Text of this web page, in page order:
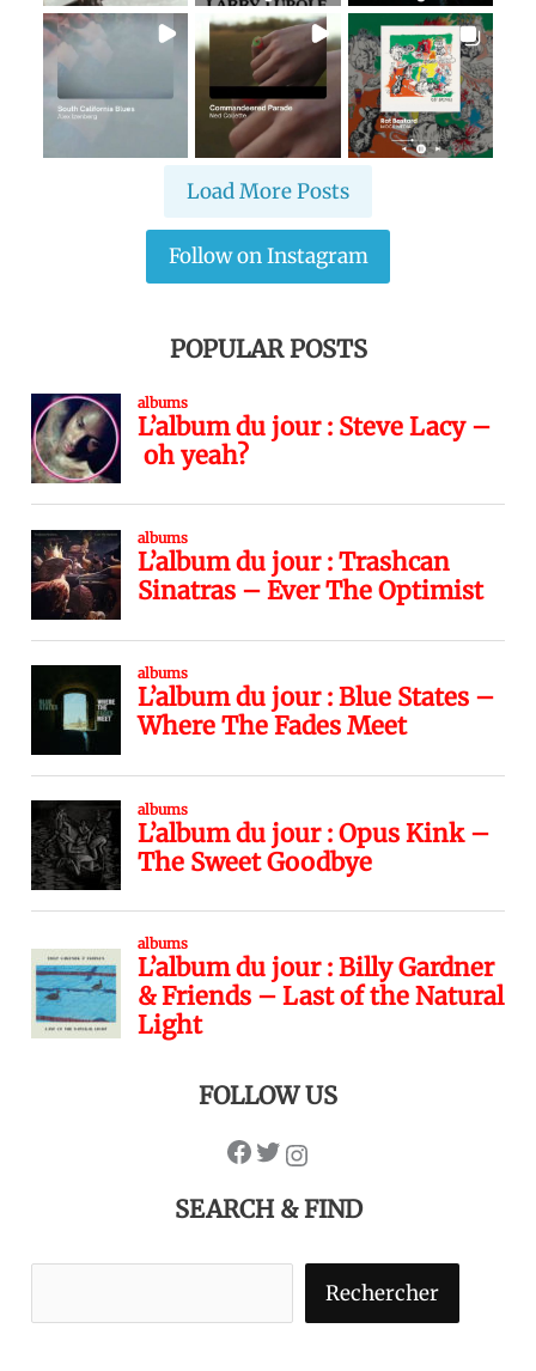
Load More Posts
Follow on Instagram
POPULAR POSTS
FOLLOW US
SEARCH & FIND
Rechercher